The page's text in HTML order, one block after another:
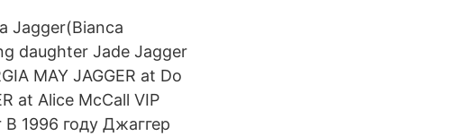
Jagger(Bianca
daughter Jade Jagger
MAY JAGGER at Do
at Alice McCall VIP
1996 году Джаггер